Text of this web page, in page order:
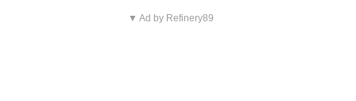
▼ Ad by Refinery89